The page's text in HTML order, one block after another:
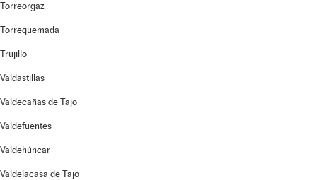
Torreorgaz
Torrequemada
Trujillo
Valdastillas
Valdecañas de Tajo
Valdefuentes
Valdehúncar
Valdelacasa de Tajo